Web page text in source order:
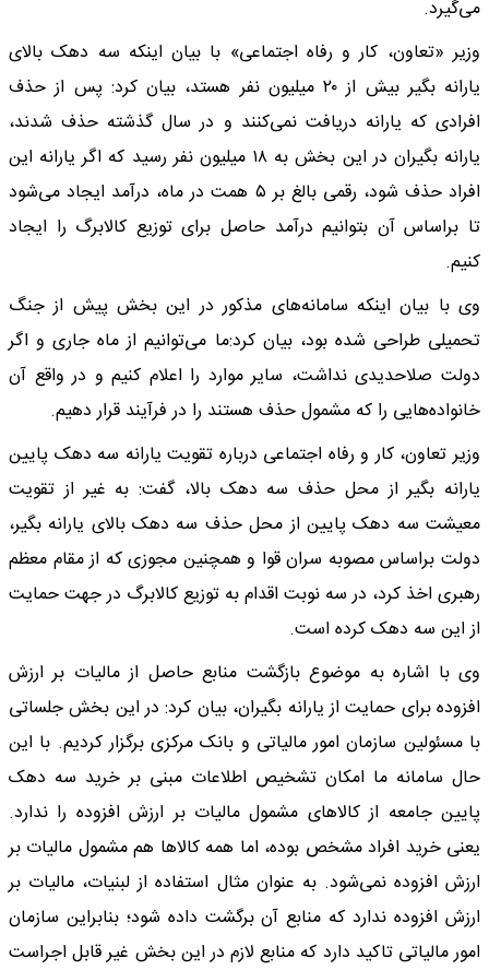
می‌گیرد.
وزیر «تعاون، کار و رفاه اجتماعی» با بیان اینکه سه دهک بالای
یارانه بگیر بیش از ۲۰ میلیون نفر هستد، بیان کرد: پس از حذف
افرادی که یارانه دریافت نمی‌کنند و در سال گذشته حذف شدند،
یارانه بگیران در این بخش به ۱۸ میلیون نفر رسید که اگر یارانه این
افراد حذف شود، رقمی بالغ بر ۵ همت در ماه، درآمد ایجاد می‌شود
تا براساس آن بتوانیم درآمد حاصل برای توزیع کالابرگ را ایجاد
کنیم.
وی با بیان اینکه سامانه‌های مذکور در این بخش پیش از جنگ
تحمیلی طراحی شده بود، بیان کرد:ما می‌توانیم از ماه جاری و اگر
دولت صلاحدیدی نداشت، سایر موارد را اعلام کنیم و در واقع آن
خانواده‌هایی را که مشمول حذف هستند را در فرآیند قرار دهیم.
وزیر تعاون، کار و رفاه اجتماعی درباره تقویت یارانه سه دهک پایین
یارانه بگیر از محل حذف سه دهک بالا، گفت: به غیر از تقویت
معیشت سه دهک پایین از محل حذف سه دهک بالای یارانه بگیر،
دولت براساس مصوبه سران قوا و همچنین مجوزی که از مقام معظم
رهبری اخذ کرد، در سه نوبت اقدام به توزیع کالابرگ در جهت حمایت
از این سه دهک کرده است.
وی با اشاره به موضوع بازگشت منابع حاصل از مالیات بر ارزش
افزوده برای حمایت از یارانه بگیران، بیان کرد: در این بخش جلساتی
با مسئولین سازمان امور مالیاتی و بانک مرکزی برگزار کردیم. با این
حال سامانه ما امکان تشخیص اطلاعات مبنی بر خرید سه دهک
پایین جامعه از کالاهای مشمول مالیات بر ارزش افزوده را ندارد.
یعنی خرید افراد مشخص بوده، اما همه کالاها هم مشمول مالیات بر
ارزش افزوده نمی‌شود. به عنوان مثال استفاده از لبنیات، مالیات بر
ارزش افزوده ندارد که منابع آن برگشت داده شود؛ بنابراین سازمان
امور مالیاتی تاکید دارد که منابع لازم در این بخش غیر قابل اجراست